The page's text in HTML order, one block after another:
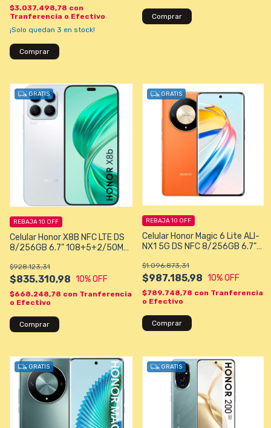
$3.037.498,78 con
Tranferencia o Efectivo
¡Solo quedan 3 en stock!
Comprar
Comprar
GRATIS
Celular Honor X8B NFC LTE DS
8/256GB 6.7" 108+5+2/50MP
$835.310,98
$928.123,31
10% OFF
REBAJA 10 OFF
$668.248,78 con Tranferencia
o Efectivo
Comprar
GRATIS
Celular Honor Magic 6 Lite ALI-
NX1 5G DS NFC 8/256GB 6.7"
Naranja
$987.185,98
$1.096.873,31
10% OFF
REBAJA 10 OFF
$789.748,78 con Tranferencia
o Efectivo
Comprar
GRATIS GRATIS